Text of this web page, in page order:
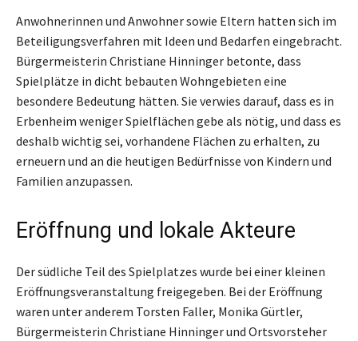
Anwohnerinnen und Anwohner sowie Eltern hatten sich im
Beteiligungsverfahren mit Ideen und Bedarfen eingebracht.
Bürgermeisterin Christiane Hinninger betonte, dass
Spielplätze in dicht bebauten Wohngebieten eine
besondere Bedeutung hätten. Sie verwies darauf, dass es in
Erbenheim weniger Spielflächen gebe als nötig, und dass es
deshalb wichtig sei, vorhandene Flächen zu erhalten, zu
erneuern und an die heutigen Bedürfnisse von Kindern und
Familien anzupassen.
Eröffnung und lokale Akteure
Der südliche Teil des Spielplatzes wurde bei einer kleinen
Eröffnungsveranstaltung freigegeben. Bei der Eröffnung
waren unter anderem Torsten Faller, Monika Gürtler,
Bürgermeisterin Christiane Hinninger und Ortsvorsteher